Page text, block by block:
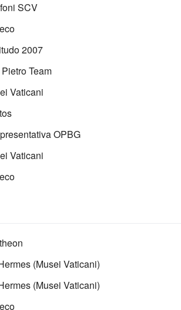
SCV
2007
Team
Vaticani
OPBG
Vaticani
(Musei Vaticani)
(Musei Vaticani)